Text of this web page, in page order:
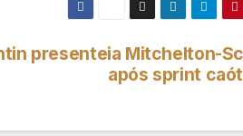
presenteia Mitchelton-
após sprint